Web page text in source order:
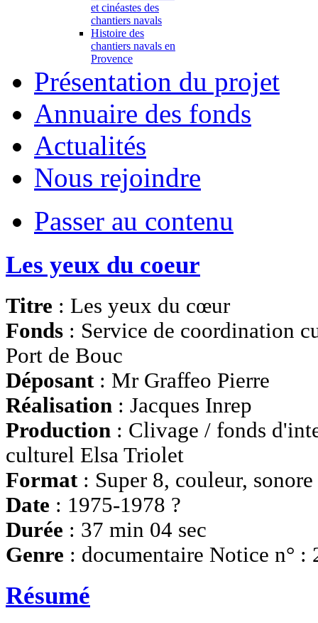
et cinéastes des
chantiers navals
Histoire des
chantiers navals en
Provence
Présentation du projet
Annuaire des fonds
Actualités
Nous rejoindre
Passer au contenu
Les yeux du coeur
Titre : Les yeux du cœur
Fonds : Service de coordination
Port de Bouc
Déposant: Mr Graffeo Pierre
Réalisation : Jacques Inrep
Production : Clivage / fonds
culturel Elsa Triolet
Format: Super 8, couleur, sonore
Date : 1975-1978 ?
Durée : 37 min 04 sec
Genre : documentaire Notice n° :
Résumé